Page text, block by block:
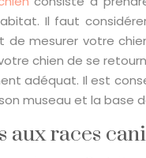
Il faut
de mesurer votre
chien de se
adéquat. Il est
museau et la base
aux races